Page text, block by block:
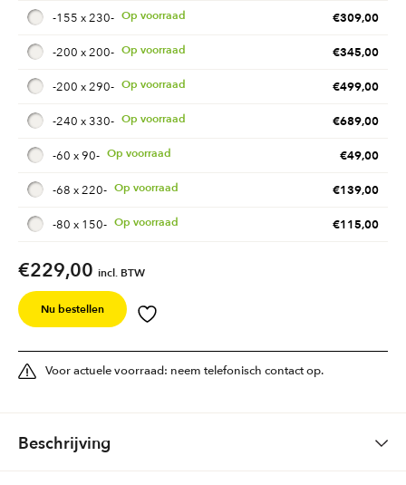
-155 x 230- €309,00
-200 x 200- €345,00
-200 x 290- €499,00
-240 x 330- €689,00
-60 x 90- €49,00
-68 x 220- €139,00
-80 x 150- €115,00
€229,00 incl. BTW
Nu bestellen
Voor actuele voorraad: neem telefonisch contact op.
Beschrijving